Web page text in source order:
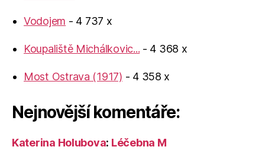
Vodojem - 4 737 x
Koupaliště Michálkovic... - 4 368 x
Most Ostrava (1917) - 4 358 x
Nejnovější komentáře:
Katerina Holubova: Léčebna M